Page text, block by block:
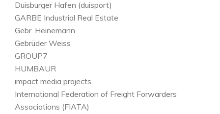
Duisburger Hafen (duisport)
GARBE Industrial Real Estate
Gebr. Heinemann
Gebrüder Weiss
GROUP7
HUMBAUR
impact media projects
International Federation of Freight Forwarders
Associations (FIATA)